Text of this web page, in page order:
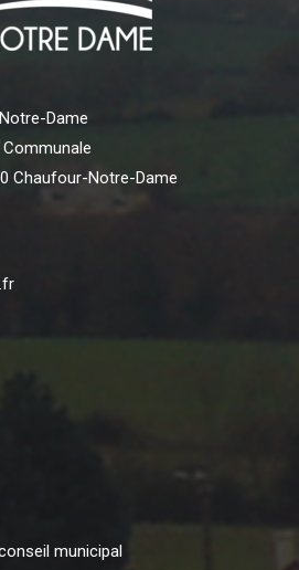
Dame
Chaufour-Notre-Dame
municipal